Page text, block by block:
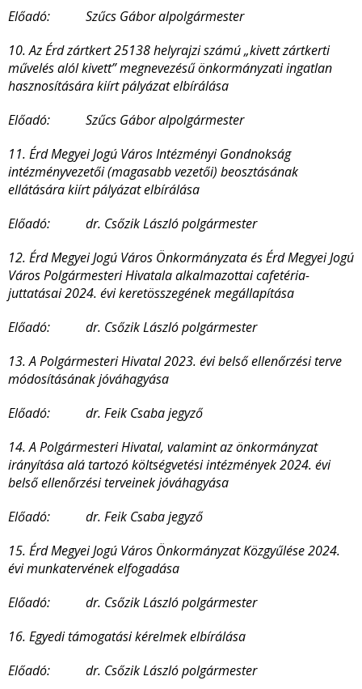
Előadó: Szűcs Gábor alpolgármester
10. Az Érd zártkert 25138 helyrajzi számú „kivett zártkerti
művelés alól kivett” megnevezésű önkormányzati ingatlan
hasznosítására kiírt pályázat elbírálása
Előadó: Szűcs Gábor alpolgármester
11. Érd Megyei Jogú Város Intézményi Gondnokság
intézményvezetői (magasabb vezetői) beosztásának
ellátására kiírt pályázat elbírálása
Előadó: dr. Csőzik László polgármester
12. Érd Megyei Jogú Város Önkormányzata és Érd Megyei Jogú
Város Polgármesteri Hivatala alkalmazottai cafetéria-
juttatásai 2024. évi keretösszegének megállapítása
Előadó: dr. Csőzik László polgármester
13. A Polgármesteri Hivatal 2023. évi belső ellenőrzési terve
módosításának jóváhagyása
Előadó: dr. Feik Csaba jegyző
14. A Polgármesteri Hivatal, valamint az önkormányzat
irányítása alá tartozó költségvetési intézmények 2024. évi
belső ellenőrzési terveinek jóváhagyása
Előadó: dr. Feik Csaba jegyző
15. Érd Megyei Jogú Város Önkormányzat Közgyűlése 2024.
évi munkatervének elfogadása
Előadó: dr. Csőzik László polgármester
16. Egyedi támogatási kérelmek elbírálása
Előadó: dr. Csőzik László polgármester